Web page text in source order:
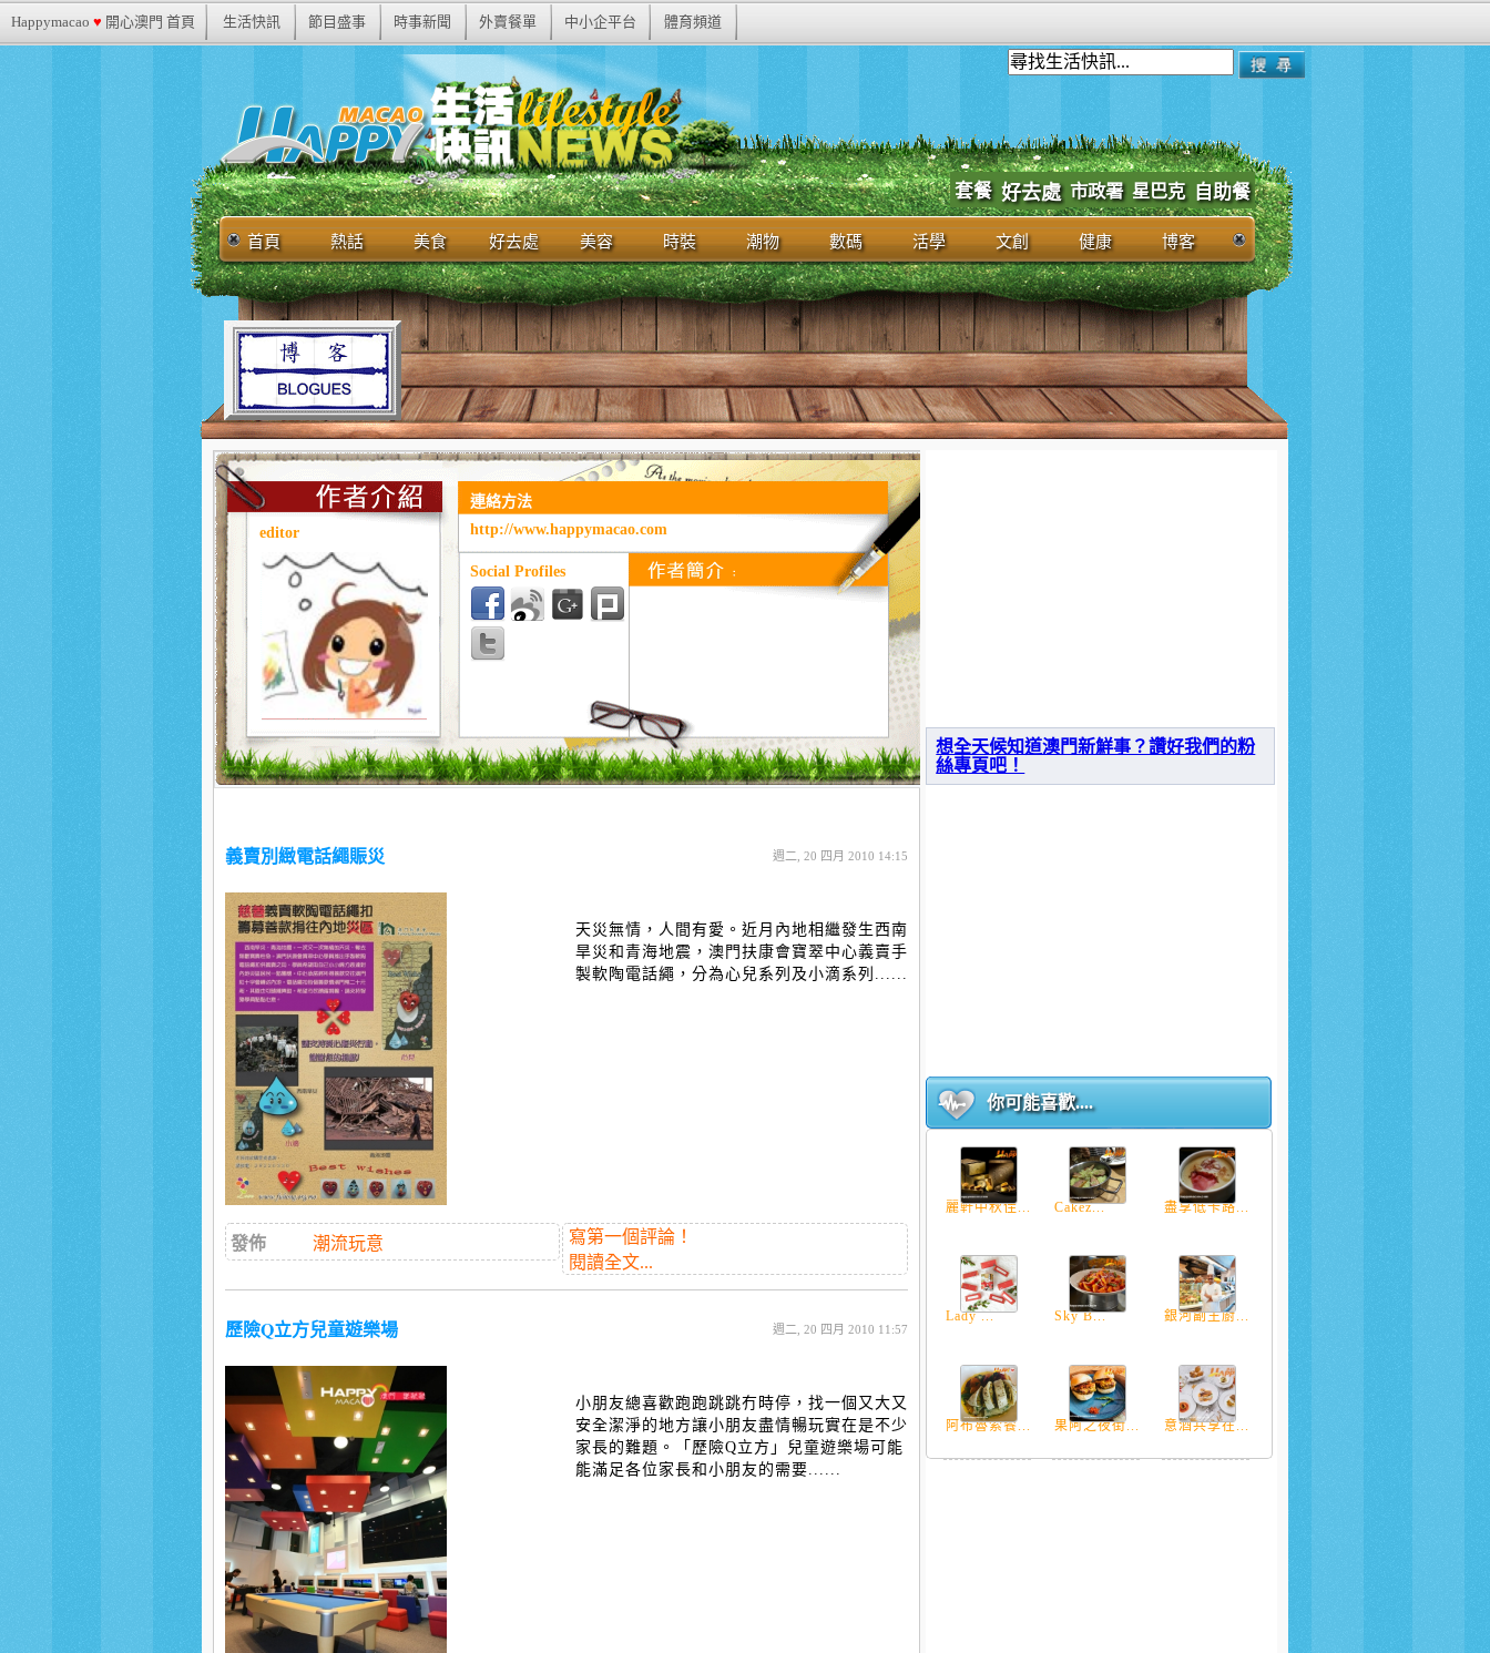
Happymacao ♥ 開心澳門 首頁 生活快訊 節目盛事 時事新聞 外賣餐單 中小企平台 體育頻道
套餐 好去處 市政署 星巴克 自助餐
首頁 熱話 美食 好去處 美容 時裝 潮物 數碼 活學 文創 健康 博客
editor
連絡方法
http://www.happymacao.com
Social Profiles
週二, 20 四月 2010 14:15
義賣別緻電話繩賑災
天災無情，人間有愛。近月內地相繼發生西南
旱災和青海地震，澳門扶康會寶翠中心義賣手
製軟陶電話繩，分為心兒系列及小滴系列......
發佈 潮流玩意
寫第一個評論！
閱讀全文...
週二, 20 四月 2010 11:57
歷險Q立方兒童遊樂場
小朋友總喜歡跑跑跳跳冇時停，找一個又大又
安全潔淨的地方讓小朋友盡情暢玩實在是不少
家長的難題。「歷險Q立方」兒童遊樂場可能
能滿足各位家長和小朋友的需要......
想全天候知道澳門新鮮事？讚好我們的粉
絲專頁吧！
你可能喜歡....
麗軒中秋佳... Cakez... 盡享低卡路...
Lady ... Sky B... 銀河副主廚...
阿布魯索餐... 果阿之夜街... 意酒共享在...